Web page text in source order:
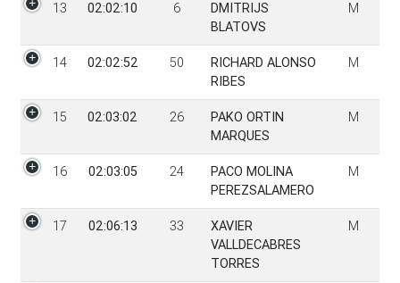
13 02:02:10 6
DMITRIJS
BLATOVS
M
14 02:02:52 50
RICHARD ALONSO
RIBES
M
15 02:03:02 26
PAKO ORTIN
MARQUES
M
16 02:03:05 24
PACO MOLINA
PEREZSALAMERO
M
17 02:06:13 33
XAVIER
VALLDECABRES
TORRES
M